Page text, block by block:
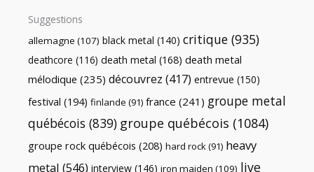
Suggestions
allemagne (107) black metal (140) critique (935)
deathcore (116) death metal (168) death metal
mélodique (235) découvrez (417) entrevue (150)
festival (194) finlande (91) france (241) groupe metal
québécois (839) groupe québécois (1084)
groupe rock québécois (208) hard rock(91) heavy
metal (546) interview (146) iron maiden (109) live